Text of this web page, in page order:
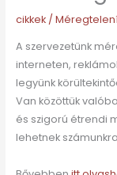
cikkek/
A szervezetünk
interneten,
legyünk
Van közöttük
és szigorú étrendi
lehetnek